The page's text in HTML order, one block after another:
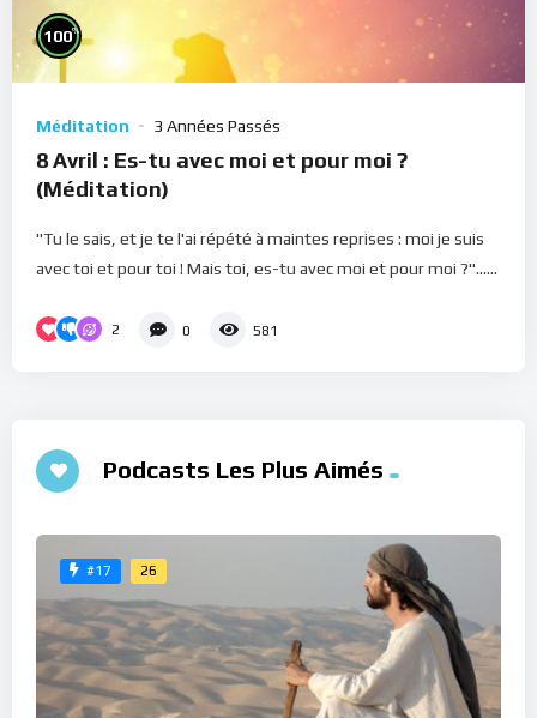
100%
Méditation 3 Années Passés
8 Avril : Es-tu avec moi et pour moi ?
(Méditation)
"Tu le sais, et je te l'ai répété à maintes reprises : moi je suis
avec toi et pour toi ! Mais toi, es-tu avec moi et pour moi ?"......
2 0 581
Podcasts Les Plus Aimés
#17 26